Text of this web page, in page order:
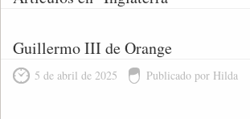
Guillermo III de Orange
5 de abril de 2025 Publicado por Hilda